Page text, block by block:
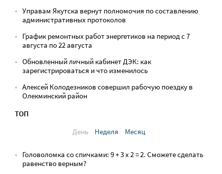
Управам Якутска вернут полномочия по составлению
административных протоколов
График ремонтных работ энергетиков на период с 7
августа по 22 августа
Обновленный личный кабинет ДЭК: как
зарегистрироваться и что изменилось
Алексей Колодезников совершил рабочую поездку в
Олекминский район
ТОП
День
Неделя Месяц
Головоломка со спичками: 9 + 3 х 2 = 2. Сможете сделать
равенство верным?